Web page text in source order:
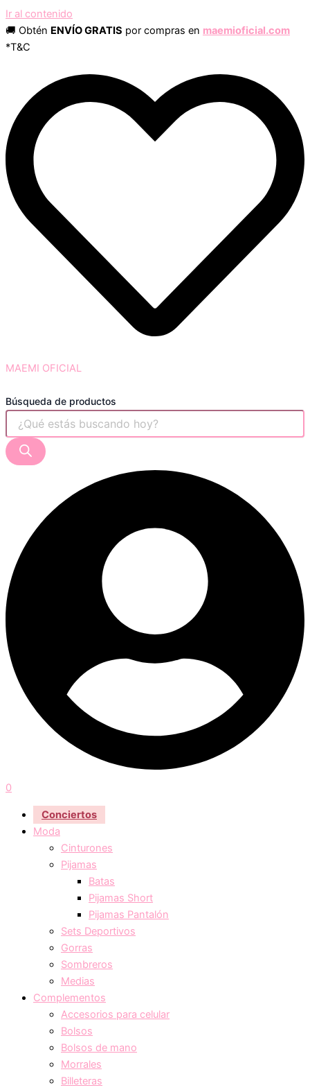
Ir al contenido
🚚 Obtén ENVÍO GRATIS por compras en maemioficial.com
*T&C
MAEMI OFICIAL
Búsqueda de productos
0
Conciertos
Moda
Cinturones
Pijamas
Batas
Pijamas Short
Pijamas Pantalón
Sets Deportivos
Gorras
Sombreros
Medias
Complementos
Accesorios para celular
Bolsos
Bolsos de mano
Morrales
Billeteras